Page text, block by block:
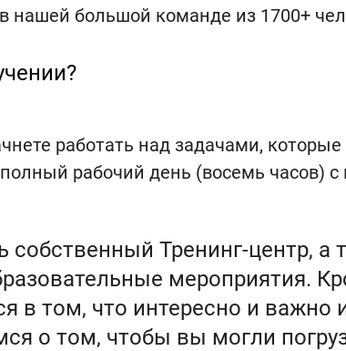
нашей большой команде из 1700+
работать над задачами,
рабочий день (восемь часов)
собственный Тренинг-центр,
мероприятия.
в том, что интересно и важно
о том, чтобы вы могли